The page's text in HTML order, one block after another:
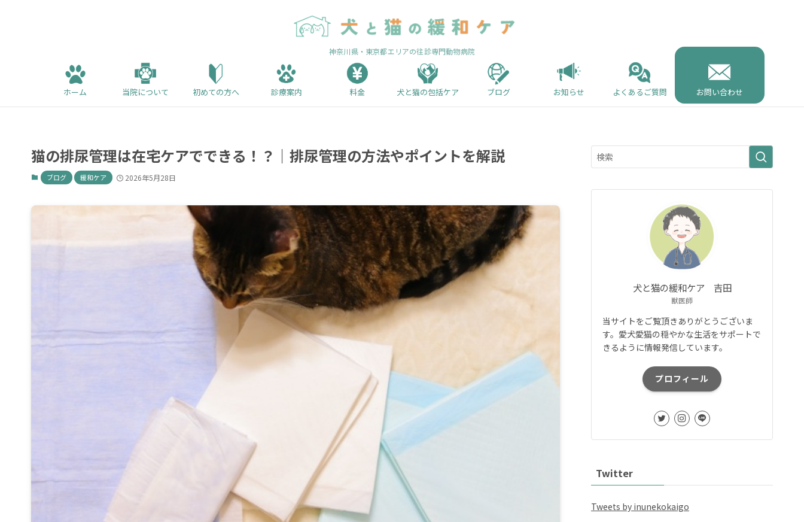
神奈川県・東京都エリアの往診専門動物病院
ホーム 当院について 初めての方へ 診療案内 料金 犬と猫の包括ケア ブログ お知らせ よくあるご質問 お問い合わせ
猫の排尿管理は在宅ケアでできる！？｜排尿管理の方法やポイントを解説
ブログ 緩和ケア 2026年5月28日
犬と猫の緩和ケア 吉田
獣医師
当サイトをご覧頂きありがとうございま
す。愛犬愛猫の穏やかな生活をサポートで
きるように情報発信しています。
プロフィール
Twitter
Tweets by inunekokaigo